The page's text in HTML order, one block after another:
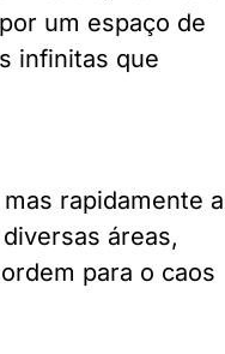
um espaço de
infinitas que
rapidamente a
áreas,
para o caos